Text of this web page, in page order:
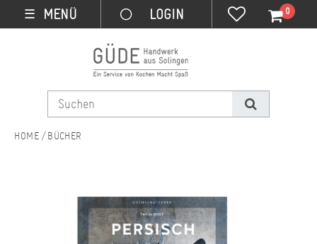
☰ MENÜ 0
BÜCHER